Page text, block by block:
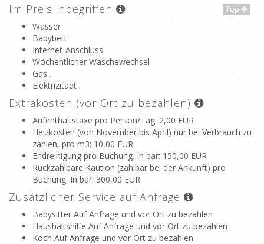
Top
Im Preis inbegriffen
Wasser
Babybett
Internet-Anschluss
Wöchentlicher Wäschewechsel
Gas .
Elektrizitaet .
Extrakosten (vor Ort zu bezahlen)
Aufenthaltstaxe pro Person/Tag: 2,00 EUR
Heizkosten (von November bis April) nur bei Verbrauch zu
zahlen, pro m3: 10,00 EUR
Endreinigung pro Buchung. In bar: 150,00 EUR
Rückzahlbare Kaution (zahlbar bei der Ankunft) pro
Buchung. In bar: 300,00 EUR
Zusätzlicher Service auf Anfrage
Babysitter Auf Anfrage und vor Ort zu bezahlen
Haushaltshilfe Auf Anfrage und vor Ort zu bezahlen
Koch Auf Anfrage und vor Ort zu bezahlen